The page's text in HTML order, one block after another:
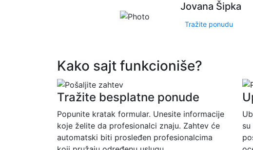
Jovana Šipka
Tražite ponudu
Kako sajt funkcioniše?
Tražite besplatne ponude
Popunite kratak formular. Unesite informacije
koje želite da profesionalci znaju. Zahtev će
automatski biti prosleđen profesionalcima